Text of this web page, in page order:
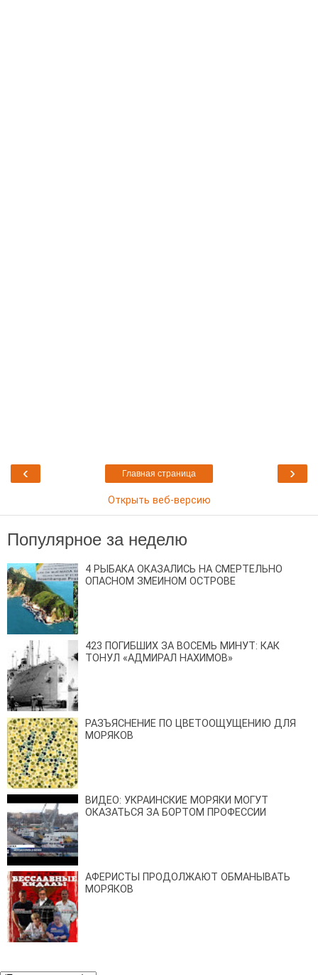
‹ ›
Главная страница
Открыть веб-версию
Популярное за неделю
4 РЫБАКА ОКАЗАЛИСЬ НА СМЕРТЕЛЬНО
ОПАСНОМ ЗМЕИНОМ ОСТРОВЕ
423 ПОГИБШИХ ЗА ВОСЕМЬ МИНУТ: КАК
ТОНУЛ «АДМИРАЛ НАХИМОВ»
РАЗЪЯСНЕНИЕ ПО ЦВЕТООЩУЩЕНИЮ ДЛЯ
МОРЯКОВ
ВИДЕО: УКРАИНСКИЕ МОРЯКИ МОГУТ
ОКАЗАТЬСЯ ЗА БОРТОМ ПРОФЕССИИ
АФЕРИСТЫ ПРОДОЛЖАЮТ ОБМАНЫВАТЬ
МОРЯКОВ